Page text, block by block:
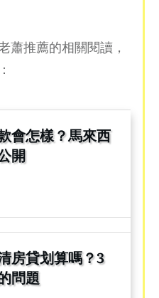
蕭推薦的相關閱讀，
會怎樣？馬來西
開
房貸划算嗎？3
問題